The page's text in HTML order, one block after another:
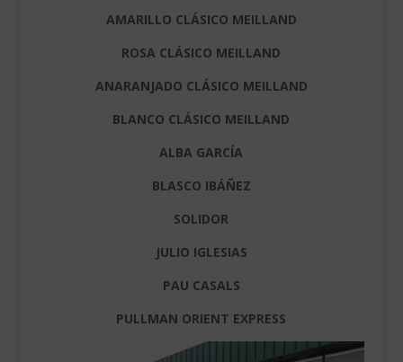
AMARILLO CLÁSICO MEILLAND
ROSA CLÁSICO MEILLAND
ANARANJADO CLÁSICO MEILLAND
BLANCO CLÁSICO MEILLAND
ALBA GARCÍA
BLASCO IBÁÑEZ
SOLIDOR
JULIO IGLESIAS
PAU CASALS
PULLMAN ORIENT EXPRESS